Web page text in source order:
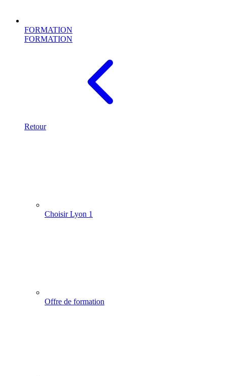
FORMATION
FORMATION
Retour
Choisir Lyon 1
Offre de formation